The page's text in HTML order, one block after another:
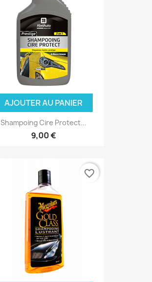
AJOUTER AU PANIER
Shampoing Cire Protect...
9,00 €
favorite_border